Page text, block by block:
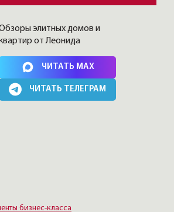
Вы соглашаетесь cполитикой сайта
элитных домов и
от Леонида
ЧИТАТЬ MAX
ЧИТАТЬ ТЕЛЕГРАМ
бизнес-класса